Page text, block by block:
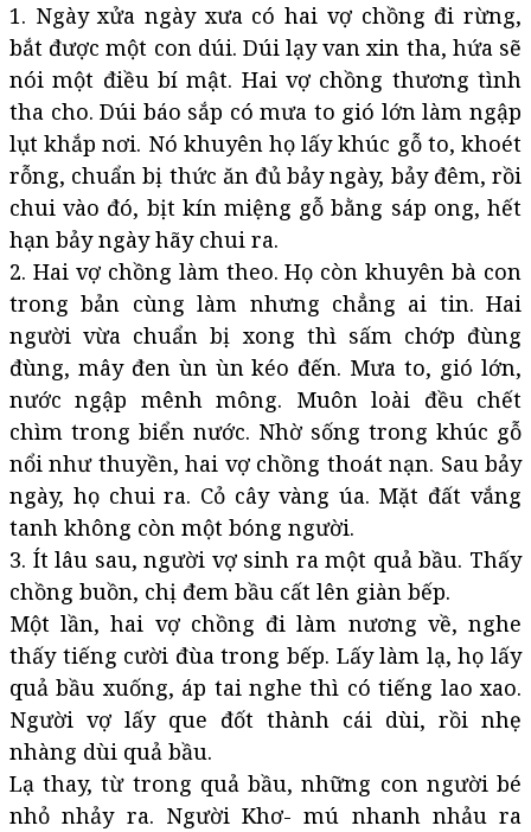
1. Ngày xửa ngày xưa có hai vợ chồng đi rừng,
bắt được một con dúi. Dúi lạy van xin tha, hứa sẽ
nói một điều bí mật. Hai vợ chồng thương tình
tha cho. Dúi báo sắp có mưa to gió lớn làm ngập
lụt khắp nơi. Nó khuyên họ lấy khúc gỗ to, khoét
rỗng, chuẩn bị thức ăn đủ bảy ngày, bảy đêm, rồi
chui vào đó, bịt kín miệng gỗ bằng sáp ong, hết
hạn bảy ngày hãy chui ra.
2. Hai vợ chồng làm theo. Họ còn khuyên bà con
trong bản cùng làm nhưng chẳng ai tin. Hai
người vừa chuẩn bị xong thì sấm chớp đùng
đùng, mây đen ùn ùn kéo đến. Mưa to, gió lớn,
nước ngập mênh mông. Muôn loài đều chết
chìm trong biển nước. Nhờ sống trong khúc gỗ
nổi như thuyền, hai vợ chồng thoát nạn. Sau bảy
ngày, họ chui ra. Cỏ cây vàng úa. Mặt đất vắng
tanh không còn một bóng người.
3. Ít lâu sau, người vợ sinh ra một quả bầu. Thấy
chồng buồn, chị đem bầu cất lên giàn bếp.
Một lần, hai vợ chồng đi làm nương về, nghe
thấy tiếng cười đùa trong bếp. Lấy làm lạ, họ lấy
quả bầu xuống, áp tai nghe thì có tiếng lao xao.
Người vợ lấy que đốt thành cái dùi, rồi nhẹ
nhàng dùi quả bầu.
Lạ thay, từ trong quả bầu, những con người bé
nhỏ nhảy ra. Người Khơ- mú nhanh nhảu ra